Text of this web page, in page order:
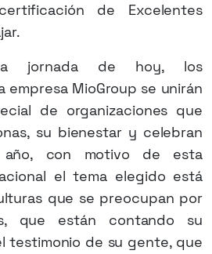
de Excelentes
jornada de hoy, los
empresa MioGroup se unirán
de organizaciones que
su bienestar y celebran
con motivo de esta
el tema elegido está
que se preocupan por
que están contando su
testimonio de su gente, que